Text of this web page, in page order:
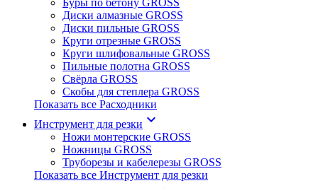
Буры по бетону GROSS
Диски алмазные GROSS
Диски пильные GROSS
Круги отрезные GROSS
Круги шлифовальные GROSS
Пильные полотна GROSS
Свёрла GROSS
Скобы для степлера GROSS
Показать все Расходники
Инструмент для резки keyboard_arrow_down
Ножи монтерские GROSS
Ножницы GROSS
Труборезы и кабелерезы GROSS
Показать все Инструмент для резки